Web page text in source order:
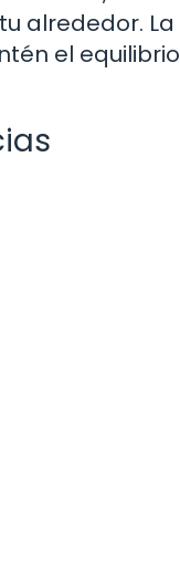
alrededor. La
el